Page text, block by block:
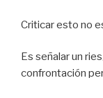
Criticar esto no
Es señalar un
confrontación